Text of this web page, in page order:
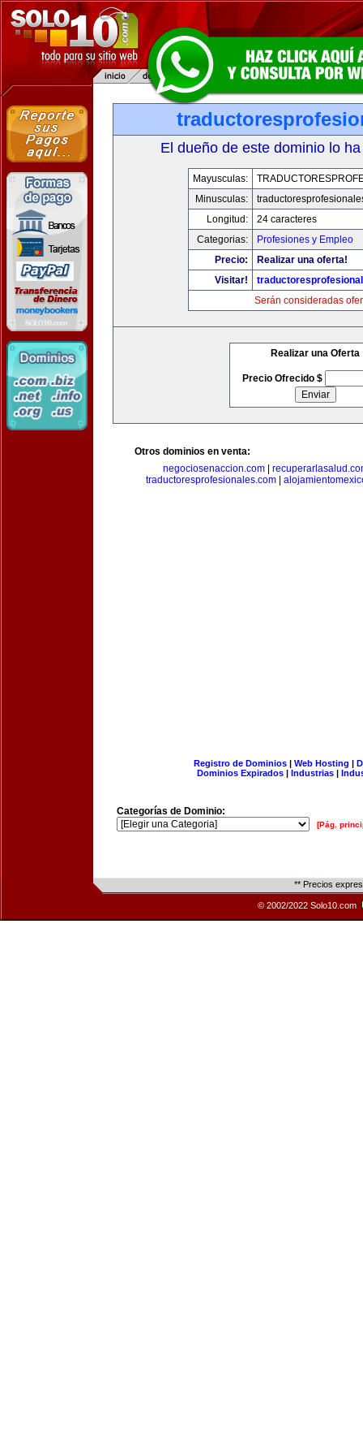
El dueño de este dominio lo
Mayusculas:
Minusculas:
Longitud:
24 caracteres
Categorias:
Profesiones y Empleo
Precio:
Realizar una oferta!
Visitar!
Serán consideradas
Realizar una Oferta
Precio Ofrecido $
Otros dominios en venta:
negociosenaccion.com|
traductoresprofesionales.com|
Registro de Dominios| Web Hosting |
Dominios Expirados | Industrias |
Categorías de Dominio:
[Pág.
** Precios
© 2002/2022 Solo10.com